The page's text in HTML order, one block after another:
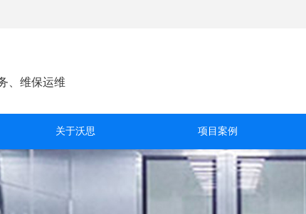
、维保运维
关于沃思 项目案例